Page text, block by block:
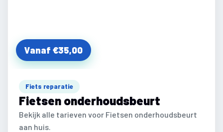
Vanaf €35,00
Fiets reparatie
Fietsen onderhoudsbeurt
Bekijk alle tarieven voor Fietsen onderhoudsbeurt
aan huis.